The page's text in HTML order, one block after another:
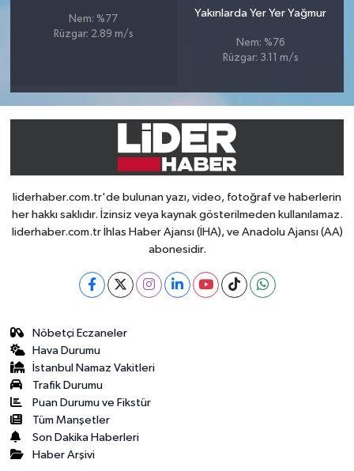
Nem: %77
Rüzgar: 2.89 m/s
Yakınlarda Yer Yer Yağmur
Nem: %76
Rüzgar: 3.11 m/s
liderhaber.com.tr'de bulunan yazı, video, fotoğraf ve haberlerin
her hakkı saklıdır. İzinsiz veya kaynak gösterilmeden kullanılamaz.
liderhaber.com.tr İhlas Haber Ajansı (İHA), ve Anadolu Ajansı (AA)
abonesidir.
Nöbetçi Eczaneler
Hava Durumu
İstanbul Namaz Vakitleri
Trafik Durumu
Puan Durumu ve Fikstür
Tüm Manşetler
Son Dakika Haberleri
Haber Arşivi